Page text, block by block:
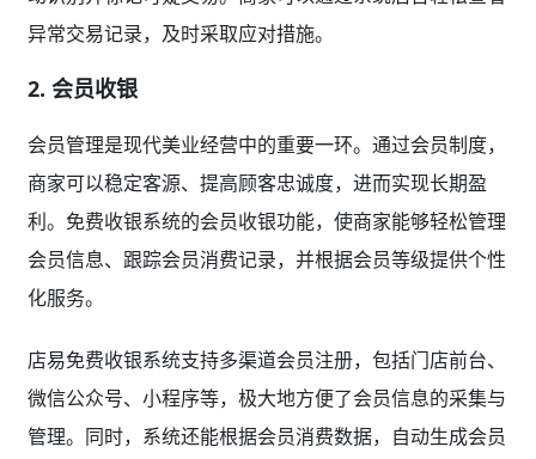
异常交易记录，及时采取应对措施。
2. 会员收银
会员管理是现代美业经营中的重要一环。通过会员制度，
商家可以稳定客源、提高顾客忠诚度，进而实现长期盈
利。免费收银系统的会员收银功能，使商家能够轻松管理
会员信息、跟踪会员消费记录，并根据会员等级提供个性
化服务。
店易免费收银系统支持多渠道会员注册，包括门店前台、
微信公众号、小程序等，极大地方便了会员信息的采集与
管理。同时，系统还能根据会员消费数据，自动生成会员